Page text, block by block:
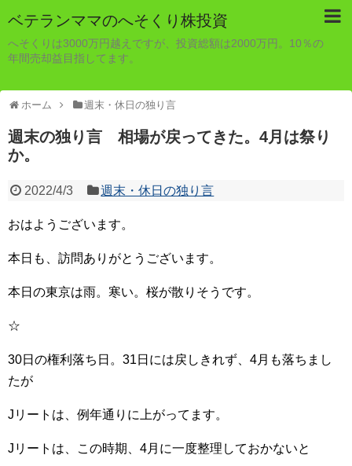
ベテランママのへそくり株投資
へそくりは3000万円越えですが、投資総額は2000万円。10％の
年間売却益目指してます。
ホーム 週末・休日の独り言
週末の独り言 相場が戻ってきた。4月は祭り
か。
2022/4/3 週末・休日の独り言
おはようございます。
本日も、訪問ありがとうございます。
本日の東京は雨。寒い。桜が散りそうです。
☆
30日の権利落ち日。31日には戻しきれず、4月も落ちまし
たが
Jリートは、例年通りに上がってます。
Jリートは、この時期、4月に一度整理しておかないと